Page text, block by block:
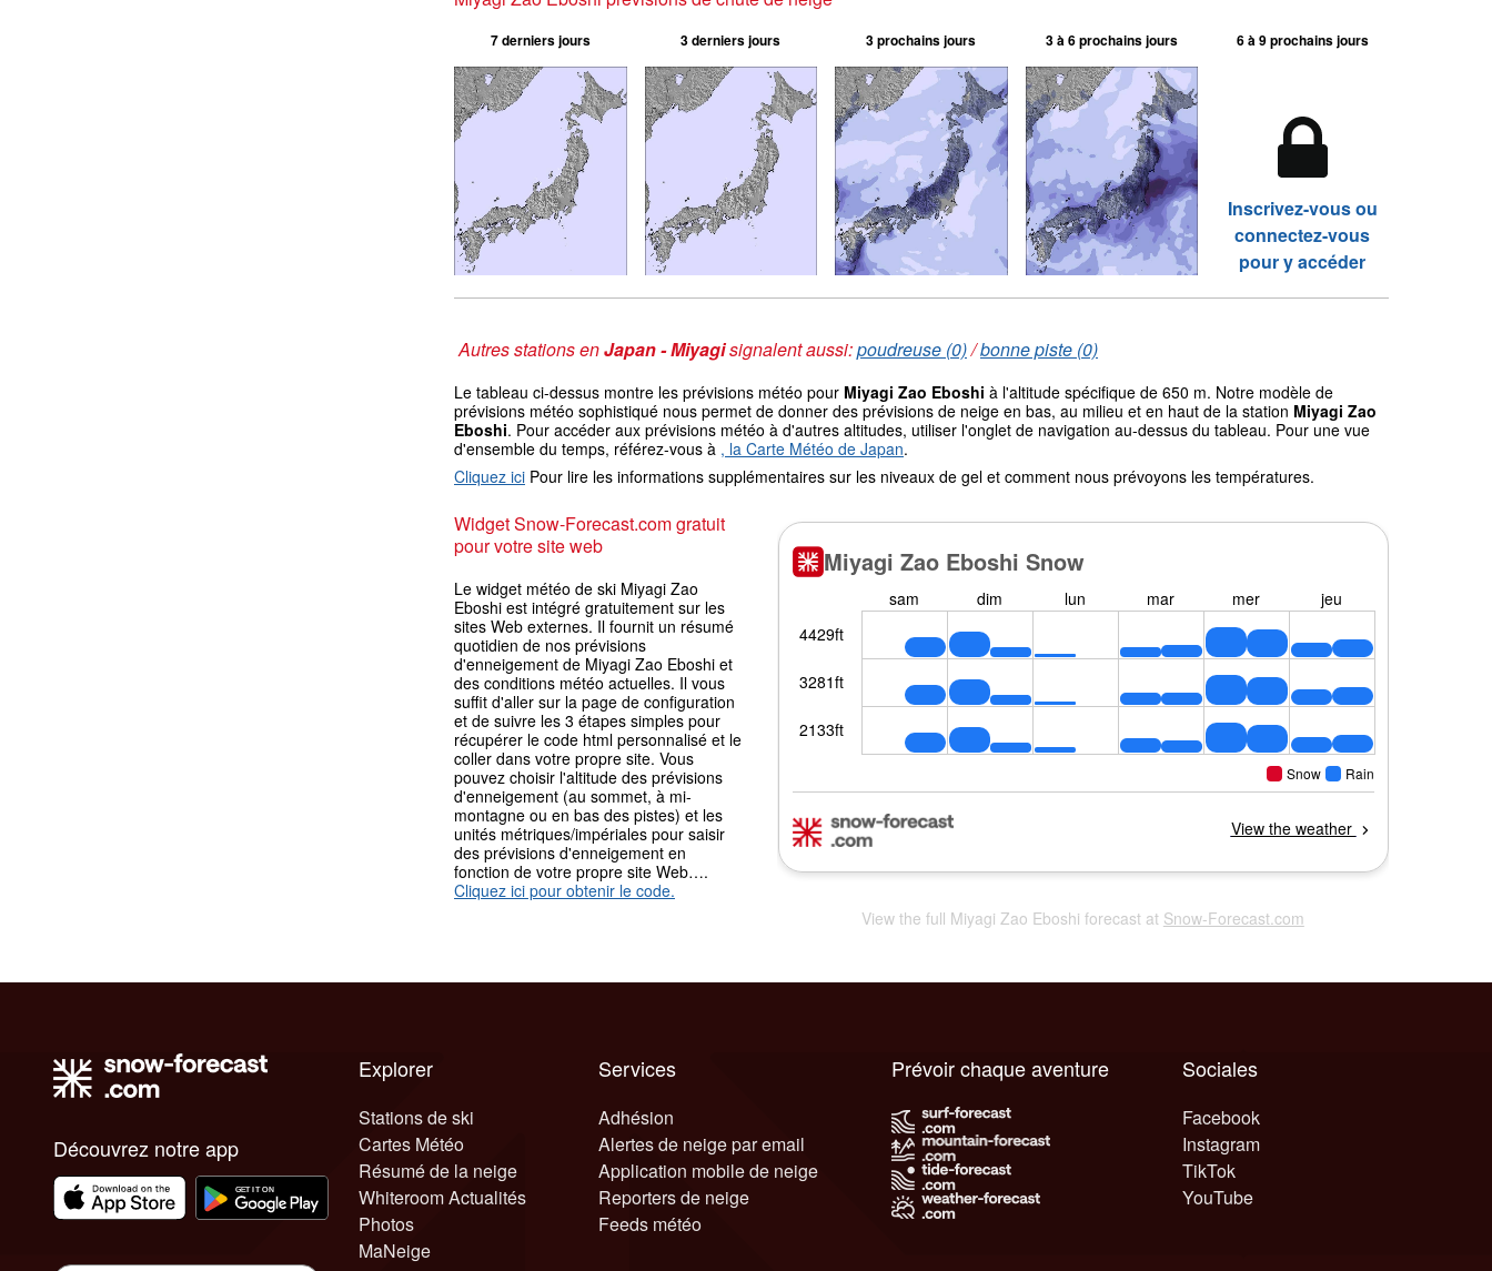
7 derniers jours 3 derniers jours 3 prochains jours 3 à 6 prochains jours 6 à 9 prochains jours
Inscrivez-vous ou
connectez-vous
pour y accéder
Autres stations enJapan - Miyagisignalent aussi:poudreuse (0)/bonne piste (0)
Le tableau ci-dessus montre les prévisions météo pour Miyagi Zao Eboshi à l'altitude spécifique de 650 m. Notre modèle de
prévisions météo sophistiqué nous permet de donner des prévisions de neige en bas, au milieu et en haut de la station Miyagi Zao
Eboshi. Pour accéder aux prévisions météo à d'autres altitudes, utiliser l'onglet de navigation au-dessus du tableau. Pour une vue
d'ensemble du temps, référez-vous à , la Carte Météo de Japan.
Cliquez ici Pour lire les informations supplémentaires sur les niveaux de gel et comment nous prévoyons les températures.
Widget Snow-Forecast.com gratuit
pour votre site web
Le widget météo de ski Miyagi Zao
Eboshi est intégré gratuitement sur les
sites Web externes. Il fournit un résumé
quotidien de nos prévisions
d'enneigement de Miyagi Zao Eboshi et
des conditions météo actuelles. Il vous
suffit d'aller sur la page de configuration
et de suivre les 3 étapes simples pour
récupérer le code html personnalisé et le
coller dans votre propre site. Vous
pouvez choisir l'altitude des prévisions
d'enneigement (au sommet, à mi-
montagne ou en bas des pistes) et les
unités métriques/impériales pour saisir
des prévisions d'enneigement en
fonction de votre propre site Web….
Cliquez ici pour obtenir le code.
View the full Miyagi Zao Eboshi forecast at Snow-Forecast.com
Découvrez notre app
Explorer
Stations de ski
Cartes Météo
Résumé de la neige
Whiteroom Actualités
Photos
MaNeige
Services
Adhésion
Alertes de neige par email
Application mobile de neige
Reporters de neige
Feeds météo
Sociales
Facebook
Instagram
TikTok
YouTube
Prévoir chaque aventure